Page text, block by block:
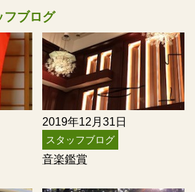
フブログ
2019年12月31日
スタッフブログ
音楽鑑賞